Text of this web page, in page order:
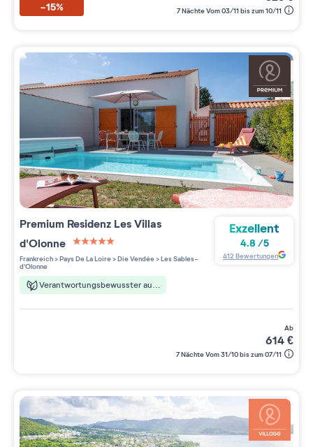
-15% 7 Nächte Vom 03/11 bis zum 10/11
Premium Residenz Les Villas
d'Olonne
5 étoiles sur 5
Frankreich>Pays De La Loire>Die Vendée>Les Sables-
d'Olonne
Exzellent
4.8 /5
412 Bewertungen
ab
614€
7 Nächte Vom 31/10 bis zum 07/11